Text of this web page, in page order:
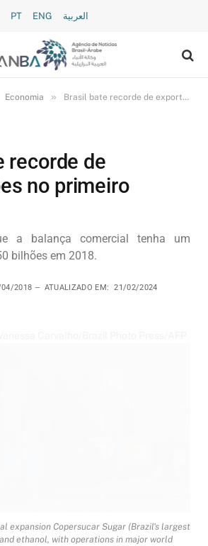
PT ENG العربية
Economia » Brasil bate recorde de exportações no primeiro trimestre
recorde de
no primeiro
a balança comercial tenha um
bilhões em 2018.
2018 ATUALIZADO EM:
21/02/2024
expansion Copersucar Sugar (Brazil's largest
ethanol, with operations in major world